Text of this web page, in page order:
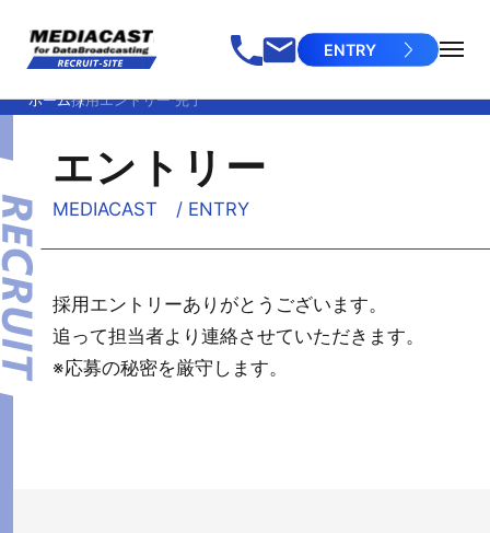
ENTRY
ホーム採用エントリー 完了
エントリー
MEDIACAST / ENTRY
採用エントリーありがとうございます。
追って担当者より連絡させていただきます。
※応募の秘密を厳守します。